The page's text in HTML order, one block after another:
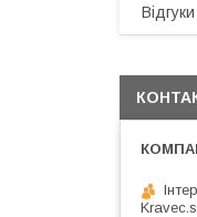
Відгуки